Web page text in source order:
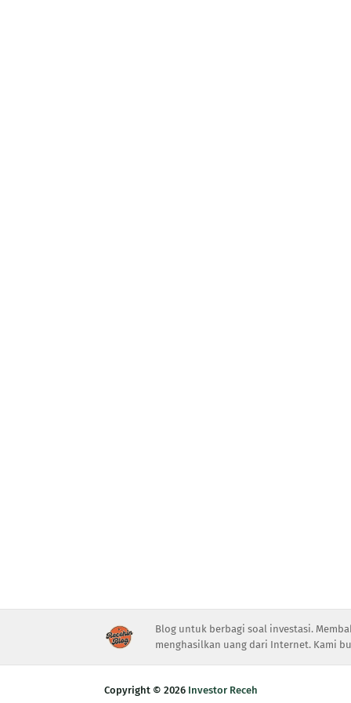
Blog untuk berbagi soal investasi.
menghasilkan uang dari Internet. Kami
Copyright © 2026 Investor Receh